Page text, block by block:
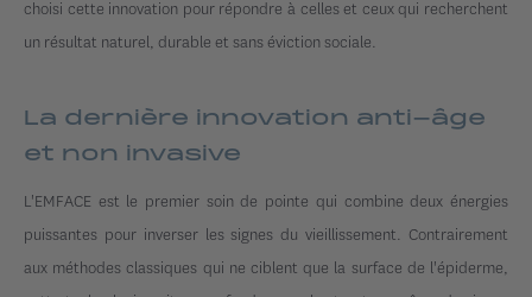
choisi cette innovation pour répondre à celles et ceux qui recherchent
un résultat naturel, durable et sans éviction sociale.
La dernière innovation anti-âge
et non invasive
L'EMFACE est le premier soin de pointe qui combine deux énergies
puissantes pour inverser les signes du vieillissement. Contrairement
aux méthodes classiques qui ne ciblent que la surface de l'épiderme,